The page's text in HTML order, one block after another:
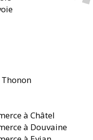
à Châtel
à Douvaine